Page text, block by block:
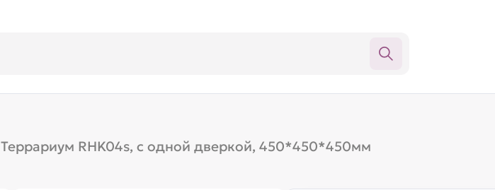
Террариум RHK04s, с одной дверкой, 450*450*450мм